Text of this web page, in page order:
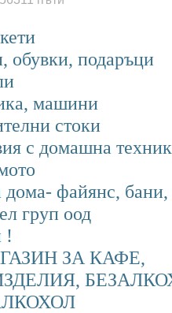
обувки, подаръци
машини
стоки
с домашна
дома- файянс, бани,
груп оод
!
ЗА КАФЕ,